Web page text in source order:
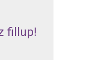
fillup!